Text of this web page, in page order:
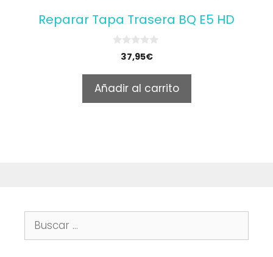
Reparar Tapa Trasera BQ E5 HD
o
f
5
37,95€
Añadir al carrito
Buscar: